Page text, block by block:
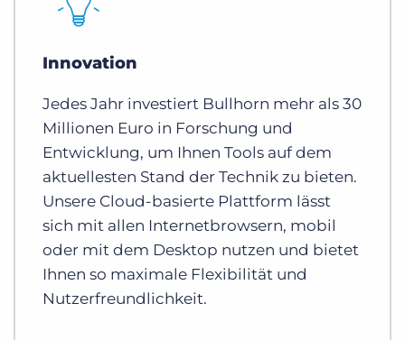
Innovation
Jedes Jahr investiert Bullhorn mehr als 30
Millionen Euro in Forschung und
Entwicklung, um Ihnen Tools auf dem
aktuellesten Stand der Technik zu bieten.
Unsere Cloud-basierte Plattform lässt
sich mit allen Internetbrowsern, mobil
oder mit dem Desktop nutzen und bietet
Ihnen so maximale Flexibilität und
Nutzerfreundlichkeit.